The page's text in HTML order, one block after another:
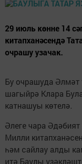
29 июль көнне 14
китапханәсендә
очрашу узачак.
Бу очрашуда Әлмәт
шагыйрә Клара
катнашуы көтелә.
Әлеге чара
Милли
һәм сайлау алды
итә Баулы